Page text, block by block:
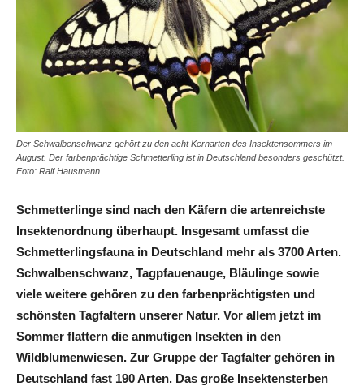
Der Schwalbenschwanz gehört zu den acht Kernarten des Insektensommers im
August. Der farbenprächtige Schmetterling ist in Deutschland besonders geschützt.
Foto: Ralf Hausmann
Schmetterlinge sind nach den Käfern die artenreichste
Insektenordnung überhaupt. Insgesamt umfasst die
Schmetterlingsfauna in Deutschland mehr als 3700 Arten.
Schwalbenschwanz, Tagpfauenauge, Bläulinge sowie
viele weitere gehören zu den farbenprächtigsten und
schönsten Tagfaltern unserer Natur. Vor allem jetzt im
Sommer flattern die anmutigen Insekten in den
Wildblumenwiesen. Zur Gruppe der Tagfalter gehören in
Deutschland fast 190 Arten. Das große Insektensterben